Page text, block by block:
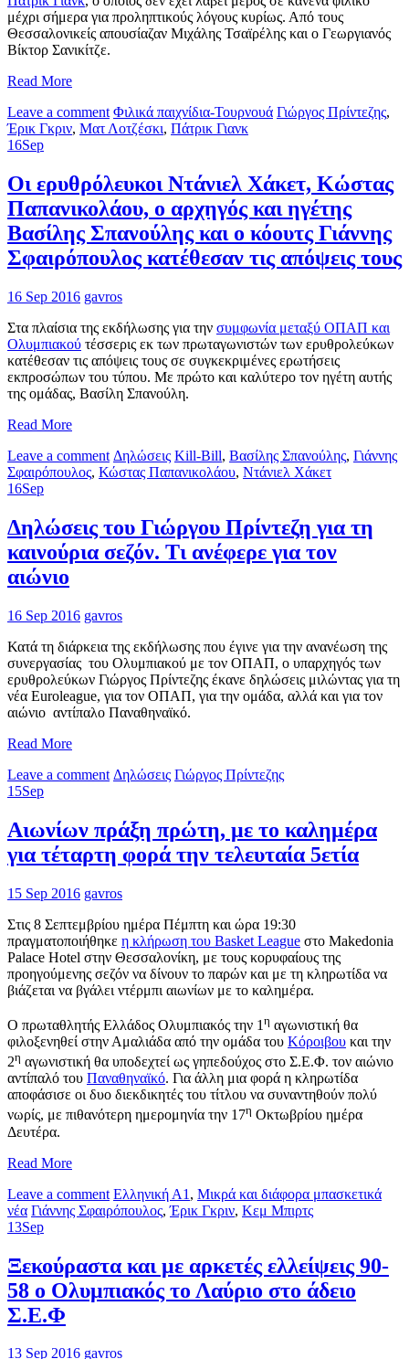
μέχρι σήμερα για προληπτικούς λόγους κυρίως. Από τους
Θεσσαλονικείς απουσίαζαν Μιχάλης Τσαϊρέλης και ο Γεωργιανός
Βίκτορ Σανικίτζε.
Read More
Leave a comment Φιλικά παιχνίδια-Τουρνουά Γιώργος Πρίντεζης,
Έρικ Γκριν, Ματ Λοτζέσκι, Πάτρικ Γιανκ
16Sep
Οι ερυθρόλευκοι Ντάνιελ Χάκετ, Κώστας
Παπανικολάου, ο αρχηγός και ηγέτης
Βασίλης Σπανούλης και ο κόουτς Γιάννης
Σφαιρόπουλος κατέθεσαν τις απόψεις τους
16 Sep 2016 gavros
Στα πλαίσια της εκδήλωσης για την συμφωνία μεταξύ ΟΠΑΠ και
Ολυμπιακού τέσσερις εκ των πρωταγωνιστών των ερυθρολεύκων
κατέθεσαν τις απόψεις τους σε συγκεκριμένες ερωτήσεις
εκπροσώπων του τύπου. Με πρώτο και καλύτερο τον ηγέτη αυτής
της ομάδας, Βασίλη Σπανούλη.
Read More
Leave a comment Δηλώσεις Kill-Bill, Βασίλης Σπανούλης, Γιάννης
Σφαιρόπουλος, Κώστας Παπανικολάου, Ντάνιελ Χάκετ
16Sep
Δηλώσεις του Γιώργου Πρίντεζη για τη
καινούρια σεζόν. Τι ανέφερε για τον
αιώνιο
16 Sep 2016 gavros
Κατά τη διάρκεια της εκδήλωσης που έγινε για την ανανέωση της
συνεργασίας του Ολυμπιακού με τον ΟΠΑΠ, o υπαρχηγός των
ερυθρολεύκων Γιώργος Πρίντεζης έκανε δηλώσεις μιλώντας για τη
νέα Euroleague, για τον ΟΠΑΠ, για την ομάδα, αλλά και για τον
αιώνιο αντίπαλο Παναθηναϊκό.
Read More
Leave a comment Δηλώσεις Γιώργος Πρίντεζης
15Sep
Αιωνίων πράξη πρώτη, με το καλημέρα
για τέταρτη φορά την τελευταία 5ετία
15 Sep 2016 gavros
Στις 8 Σεπτεμβρίου ημέρα Πέμπτη και ώρα 19:30
πραγματοποιήθηκε η κλήρωση του Basket League στο Makedonia
Palace Hotel στην Θεσσαλονίκη, με τους κορυφαίους της
προηγούμενης σεζόν να δίνουν το παρών και με τη κληρωτίδα να
βιάζεται να βγάλει ντέρμπι αιωνίων με το καλημέρα.
Ο πρωταθλητής Ελλάδος Ολυμπιακός την 1 η αγωνιστική θα
φιλοξενηθεί στην Αμαλιάδα από την ομάδα του Κόροιβου και την
2η αγωνιστική θα υποδεχτεί ως γηπεδούχος στο Σ.Ε.Φ. τον αιώνιο
αντίπαλό του Παναθηναϊκό. Για άλλη μια φορά η κληρωτίδα
αποφάσισε οι δυο διεκδικητές του τίτλου να συναντηθούν πολύ
νωρίς, με πιθανότερη ημερομηνία την 17η Οκτωβρίου ημέρα
Δευτέρα.
Read More
Leave a comment Ελληνική Α1 , Μικρά και διάφορα μπασκετικά
νέα Γιάννης Σφαιρόπουλος,Έρικ Γκριν, Κεμ Μπιρτς
13Sep
Ξεκούραστα και με αρκετές ελλείψεις 90-
58 ο Ολυμπιακός το Λαύριο στο άδειο
Σ.Ε.Φ
13 Sep 2016 gavros